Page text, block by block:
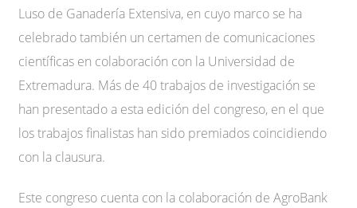
Luso de Ganadería Extensiva, en cuyo marco se ha
celebrado también un certamen de comunicaciones
científicas en colaboración con la Universidad de
Extremadura. Más de 40 trabajos de investigación se
han presentado a esta edición del congreso, en el que
los trabajos finalistas han sido premiados coincidiendo
con la clausura.
Este congreso cuenta con la colaboración de AgroBank